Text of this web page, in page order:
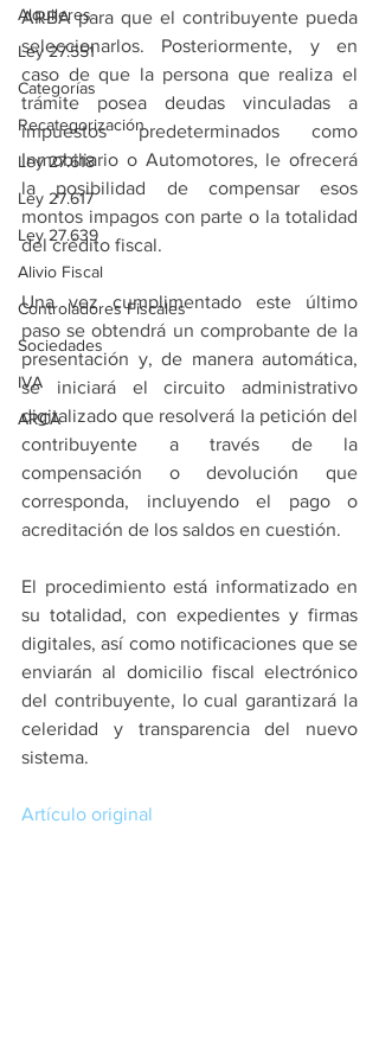
Alquileres
Ley 27.551
Categorías
Recategorización
Ley 27.618
Ley 27.617
Ley 27.639
Alivio Fiscal
Controladores Fiscales
Sociedades
IVA
ARCA
ARBA para que el contribuyente pueda
seleccionarlos. Posteriormente, y en
caso de que la persona que realiza el
trámite posea deudas vinculadas a
impuestos predeterminados como
Inmobiliario o Automotores, le ofrecerá
la posibilidad de compensar esos
montos impagos con parte o la totalidad
del crédito fiscal.
Una vez cumplimentado este último
paso se obtendrá un comprobante de la
presentación y, de manera automática,
se iniciará el circuito administrativo
digitalizado que resolverá la petición del
contribuyente a través de la
compensación o devolución que
corresponda, incluyendo el pago o
acreditación de los saldos en cuestión.
El procedimiento está informatizado en
su totalidad, con expedientes y firmas
digitales, así como notificaciones que se
enviarán al domicilio fiscal electrónico
del contribuyente, lo cual garantizará la
celeridad y transparencia del nuevo
sistema.
Artículo original